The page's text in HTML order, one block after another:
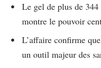
Le gel de plus de
montre le pouvoir
L’affaire confirme
un outil majeur des